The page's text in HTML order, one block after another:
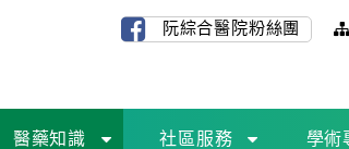
阮綜合醫院粉絲團
醫藥知識 社區服務 學術